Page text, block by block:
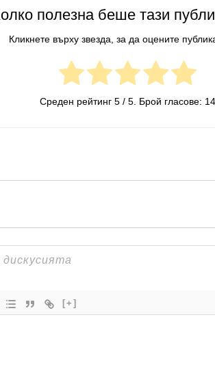
полезна беше тази
Кликнете върху звезда, за да оцените
Среден рейтинг 5 / 5. Брой гласове: 14
[+]